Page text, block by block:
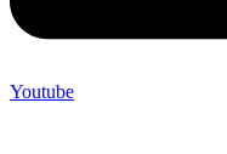
Youtube